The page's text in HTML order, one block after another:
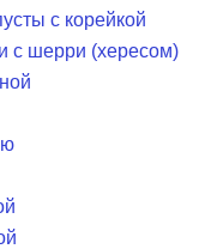
с корейкой
с шерри (хересом)